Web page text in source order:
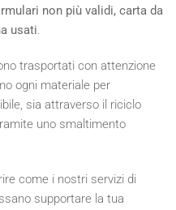
non più validi, carta da
usati.
trasportati con attenzione
ogni materiale per
sia attraverso il riciclo
uno smaltimento
come i nostri servizi di
supportare la tua